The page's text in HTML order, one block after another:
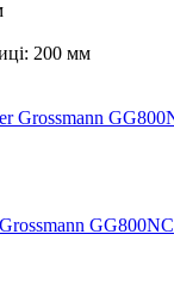
200 мм
GG800NС